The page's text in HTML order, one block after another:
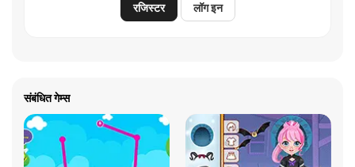
रजिस्टर लॉग इन
संबंधित गेम्स